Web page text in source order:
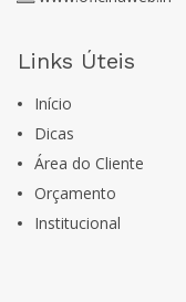
Links Úteis
Início
Dicas
Área do Cliente
Orçamento
Institucional